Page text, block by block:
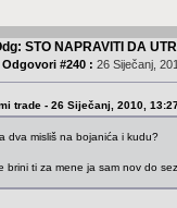
STO NAPRAVITI DA
Odgovori #240 : 26 Siječanj,
trade - 26 Siječanj, 2010,
dva misliš na bojanića i kudu?
brini ti za mene ja sam nov do